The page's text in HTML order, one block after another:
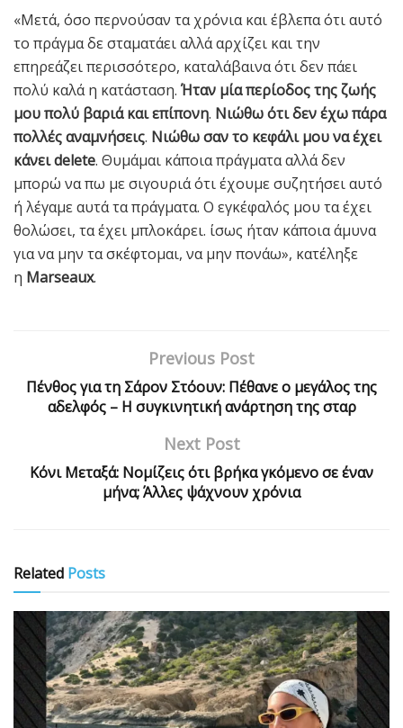
«Μετά, όσο περνούσαν τα χρόνια και έβλεπα ότι αυτό
το πράγμα δε σταματάει αλλά αρχίζει και την
επηρεάζει περισσότερο, καταλάβαινα ότι δεν πάει
πολύ καλά η κατάσταση. Ήταν μία περίοδος της ζωής
μου πολύ βαριά και επίπονη. Νιώθω ότι δεν έχω πάρα
πολλές αναμνήσεις. Νιώθω σαν το κεφάλι μου να έχει
κάνει delete. Θυμάμαι κάποια πράγματα αλλά δεν
μπορώ να πω με σιγουριά ότι έχουμε συζητήσει αυτό
ή λέγαμε αυτά τα πράγματα. Ο εγκέφαλός μου τα έχει
θολώσει, τα έχει μπλοκάρει. ίσως ήταν κάποια άμυνα
για να μην τα σκέφτομαι, να μην πονάω», κατέληξε
η Marseaux.
Previous Post
Πένθος για τη Σάρον Στόουν: Πέθανε ο μεγάλος της
αδελφός – Η συγκινητική ανάρτηση της σταρ
Next Post
Κόνι Μεταξά: Νομίζεις ότι βρήκα γκόμενο σε έναν
μήνα; Άλλες ψάχνουν χρόνια
Related Posts